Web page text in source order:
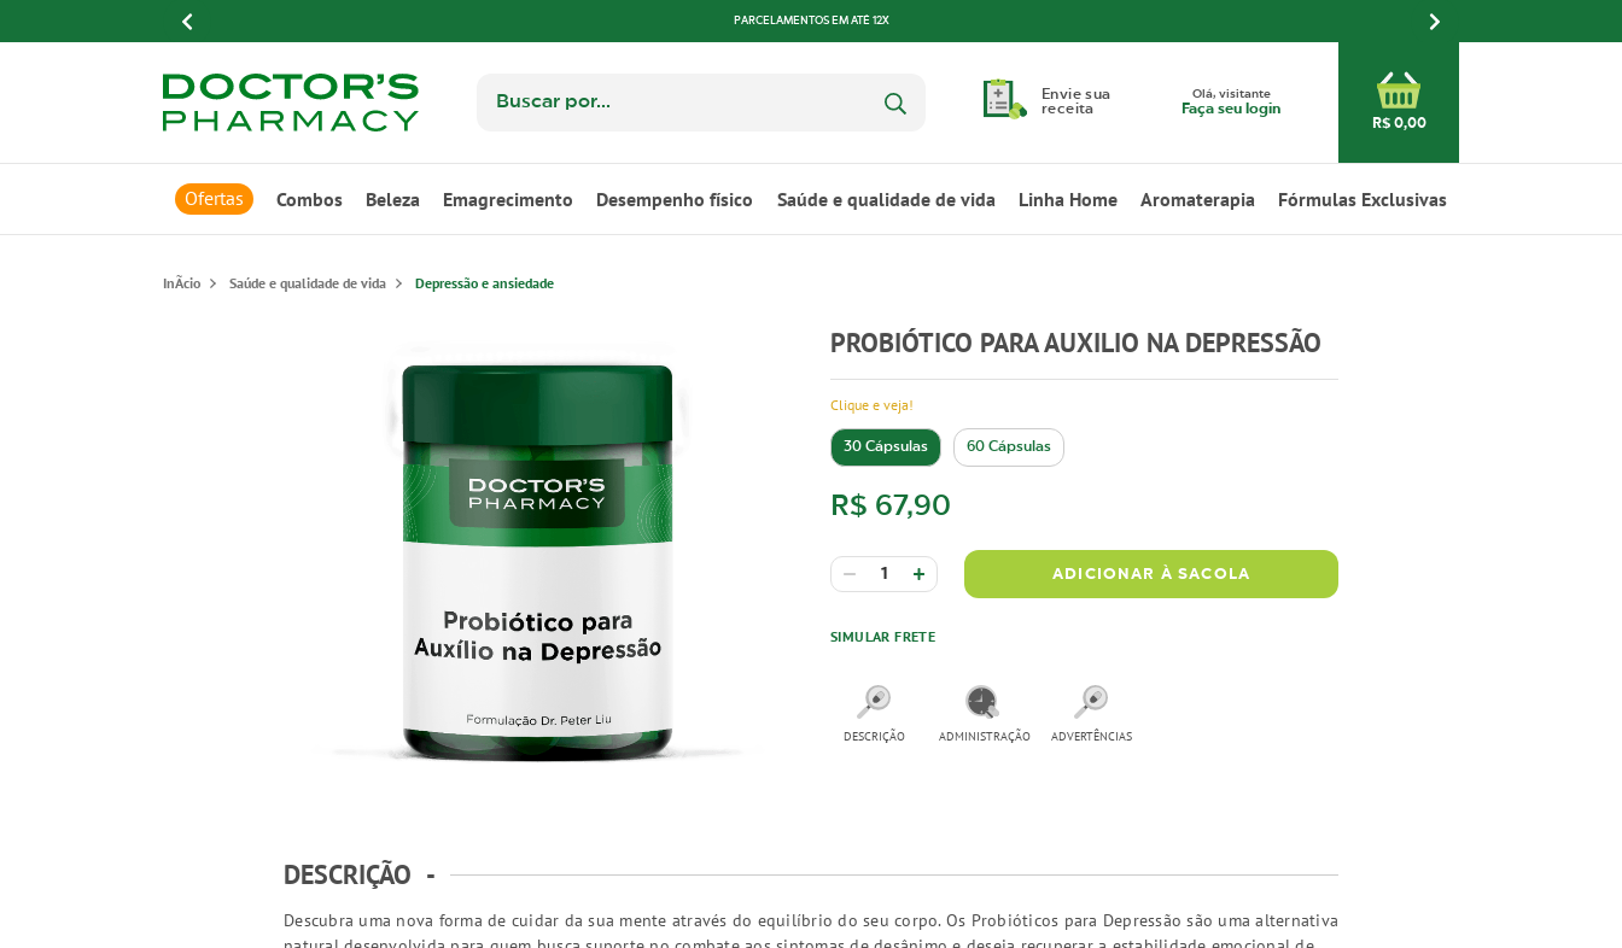
PARCELAMENTOS EM ATÉ 12X
Envie sua
receita
Olá, visitante
Faça seu login
R$ 0,00
Ofertas Combos Beleza Emagrecimento Desempenho físico Saúde e qualidade de vida Linha Home Aromaterapia Fórmulas Exclusivas
Saúde e qualidade de vida Depressão e ansiedade
PROBIÓTICO PARA AUXILIO NA DEPRESSÃO
Clique e veja!
30 Cápsulas 60 Cápsulas
R$ 67,90
ADICIONAR À SACOLA
SIMULAR FRETE
DESCRIÇÃO ADMINISTRAÇÃO ADVERTÊNCIAS
DESCRIÇÃO -
Descubra uma nova forma de cuidar da sua mente através do equilíbrio do seu corpo. Os Probióticos para Depressão são uma alternativa